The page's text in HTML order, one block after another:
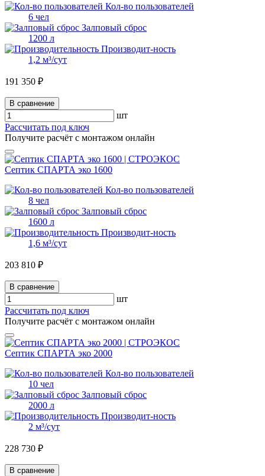
Кол-во пользователей
6 чел
Залповый сброс
1200 л
Производит-ность
1,2 м³/сут
191 350 ₽
В сравнение
шт
Рассчитать под ключ
Получите расчёт с монтажом онлайн
Септик СПАРТА эко 1600
Кол-во пользователей
8 чел
Залповый сброс
1600 л
Производит-ность
1,6 м³/сут
203 810 ₽
В сравнение
шт
Рассчитать под ключ
Получите расчёт с монтажом онлайн
Септик СПАРТА эко 2000
Кол-во пользователей
10 чел
Залповый сброс
2000 л
Производит-ность
2 м³/сут
228 730 ₽
В сравнение